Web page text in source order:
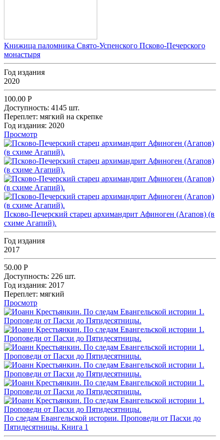
Книжица паломника Свято-Успенского Псково-Печерского
монастыря
Год издания
2020
100.00 Р
Доступность: 4145 шт.
Переплет: мягкий на скрепке
Год издания: 2020
Просмотр
Псково-Печерский старец архимандрит Афиноген (Агапов) (в
схиме Агапий).
Год издания
2017
50.00 Р
Доступность: 226 шт.
Год издания: 2017
Переплет: мягкий
Просмотр
По следам Евангельской истории. Проповеди от Пасхи до
Пятидесятницы. Книга 1